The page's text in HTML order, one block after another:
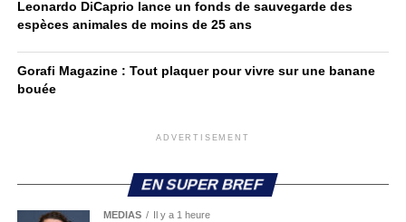
Leonardo DiCaprio lance un fonds de sauvegarde des
espèces animales de moins de 25 ans
Gorafi Magazine : Tout plaquer pour vivre sur une banane
bouée
ADVERTISEMENT
EN SUPER BREF
MEDIAS Il y a 1 heure